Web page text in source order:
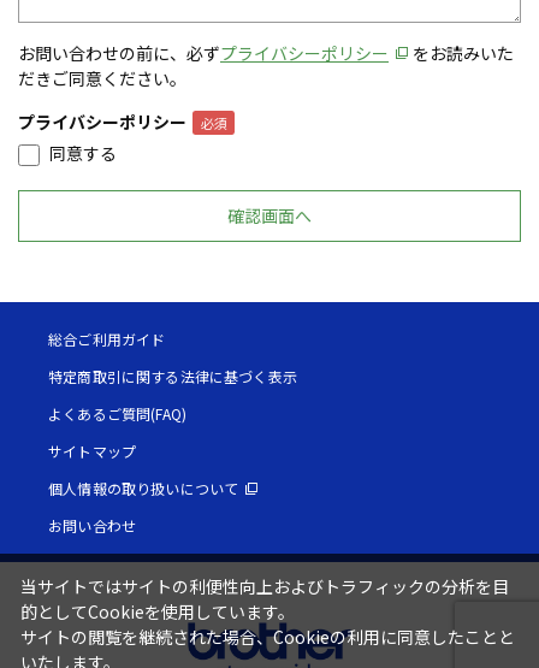
お問い合わせの前に、必ずプライバシーポリシー
をお読みいた
だきご同意ください。
プライバシーポリシー
同意する
総合ご利用ガイド
特定商取引に関する法律に基づく表示
よくあるご質問(FAQ)
サイトマップ
個人情報の取り扱いについて
お問い合わせ
当サイトではサイトの利便性向上およびトラフィックの分析を目
的としてCookieを使用しています。
サイトの閲覧を継続された場合、Cookieの利用に同意したことと
いたします。